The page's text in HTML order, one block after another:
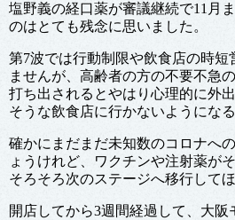
塩野義の経口薬が審議継続で11月
のはとても残念に思いました。
第7波では行動制限や飲食店の時短
ませんが、高齢者の方の不要不急
打ち出されるとやはり心理的に外
そうな飲食店に行かないようにな
確かにまだまだ未知数のコロナへ
ょうけれど、ワクチンや注射薬が
そろそろ次のステージへ移行して
開店してから3週間経過して、大